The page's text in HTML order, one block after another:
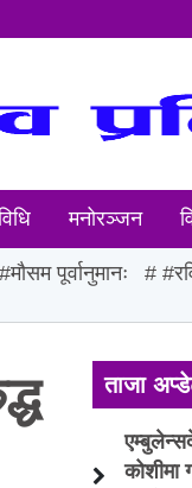
मनोरञ्जन
#मौसम पूर्वानुमानः
ताजा
कोशीमा